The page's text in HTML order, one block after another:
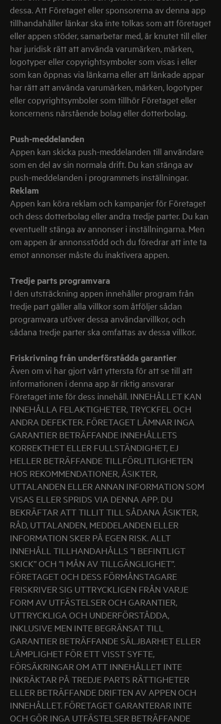
dessa. Att Företaget eller sponsorerna av denna app
tillhandahåller länkar ska inte tolkas som att företaget
eller appen stöder, samarbetar med, är knutet till eller
har juridisk rätt att använda varumärken, märken,
logotyper eller copyrightsymboler som visas i eller
som kan öppnas via länkarna eller att länkade appar
har rätt att använda varumärken, märken, logotyper
eller copyrightsymboler som tillhör Företaget eller
koncernens närstående bolag eller dotterbolag.
Push-meddelanden
Appen kan skicka push-meddelanden till användare
som en del av sin normala drift. Du kan stänga av
push-meddelanden i programmets inställningar.
Reklam
Appen kan köra reklam och kampanjer för Företaget
och dess dotterbolag eller andra tredje parter. Du kan
eventuellt stänga av annonser i inställningarna. Men
om appen är annonsstödd och du föredrar att inte ta
emot annonser måste du inaktivera appen.
Tredje parts programvara
I den utsträckning appen innehåller program från
tredje part gäller alla villkor som åtföljer sådan
programvara utöver dessa användarvillkor, och
sådana tredje parter ska omfattas av dessa villkor.
Friskrivning från underförstådda garantier
Även om vi har gjort vårt yttersta för att se till att
informationen i denna app är riktig ansvarar
Företaget inte för dess innehåll. INNEHÅLLET KAN
INNEHÅLLA FELAKTIGHETER, TRYCKFEL OCH
ANDRA DEFEKTER. FÖRETAGET LÄMNAR INGA
GARANTIER BETRÄFFANDE INNEHÅLLETS
KORREKTHET ELLER FULLSTÄNDIGHET, EJ
HELLER BETRÄFFANDE TILLFÖRLITLIGHETEN
HOS REKOMMENDATIONER, ÅSIKTER,
UTTALANDEN ELLER ANNAN INFORMATION SOM
VISAS ELLER SPRIDS VIA DENNA APP. DU
BEKRÄFTAR ATT TILLIT TILL SÅDANA ÅSIKTER,
RÅD, UTTALANDEN, MEDDELANDEN ELLER
INFORMATION SKER PÅ EGEN RISK. ALLT
INNEHÅLL TILLHANDAHÅLLS ”I BEFINTLIGT
SKICK” OCH ”I MÅN AV TILLGÄNGLIGHET”.
FÖRETAGET OCH DESS FÖRMÅNSTAGARE
FRISKRIVER SIG UTTRYCKLIGEN FRÅN VARJE
FORM AV UTFÄSTELSER OCH GARANTIER,
UTTRYCKLIGA OCH UNDERFÖRSTÅDDA,
INKLUSIVE MEN INTE BEGRÄNSAT TILL
GARANTIER BETRÄFFANDE SÄLJBARHET ELLER
LÄMPLIGHET FÖR ETT VISST SYFTE,
FÖRSÄKRINGAR OM ATT INNEHÅLLET INTE
INKRÄKTAR PÅ TREDJE PARTS RÄTTIGHETER
ELLER BETRÄFFANDE DRIFTEN AV APPEN OCH
INNEHÅLLET. FÖRETAGET GARANTERAR INTE
OCH GÖR INGA UTFÄSTELSER BETRÄFFANDE